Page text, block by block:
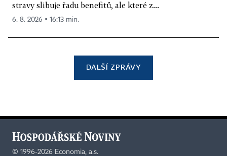
stravy slibuje řadu benefitů, ale které z...
6. 8. 2026 ▪ 16:13 min.
DALŠÍ ZPRÁVY
© 1996-2026 Economia, a.s.